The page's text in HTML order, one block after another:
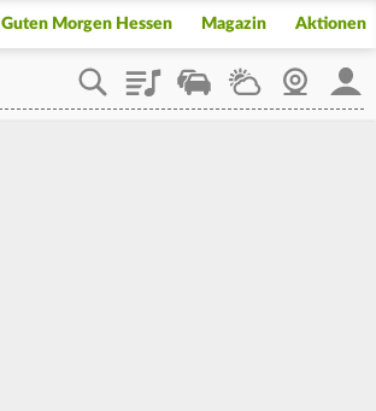
Guten Morgen Hessen Magazin Aktionen
PlaylistStaupilotWetterWebcam